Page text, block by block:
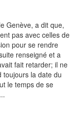
Genève, a dit que,
pas avec celles de
pour se rendre
renseigné et a
fait retarder; il ne
toujours la date du
le temps de se